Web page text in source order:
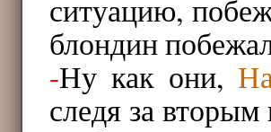
ситуацию,
блондин
-Ну как они,
следя за